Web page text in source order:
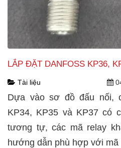
LẮP ĐẶT DANFOSS KP36,
Tài liệu
Dựa vào sơ đồ đấu nối,
KP34, KP35 và KP37 có
tương tự, các mã relay
hướng dẫn phù hợp với mã